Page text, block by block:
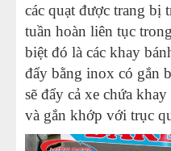
các quạt được trang bị
tuần hoàn liên tục
biệt đó là các khay
đẩy bằng inox có gắn
sẽ đẩy cả xe chứa
và gắn khớp với trục